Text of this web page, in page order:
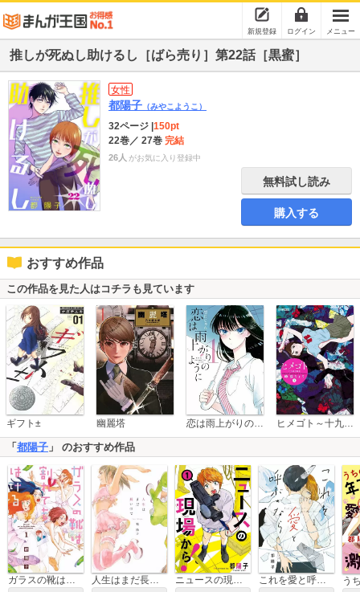
新規登録 ログイン メニュー
推しが死ぬし助けるし［ばら売り］第22話［黒蜜］
女性
都陽子 （みやこようこ）
32ページ 150pt
22巻／ 27巻 完結
26人 がお気に入り登録中
無料試し読み
購入する
おすすめ作品
この作品を見た人はコチラも見ています
ギフト± 幽麗塔 恋は雨上がりのように ヒメゴト～十九歳の制服～
「 都陽子 」 のおすすめ作品
ガラスの靴は割れてもはける 人生はまだ長いので ニュースの現場から！